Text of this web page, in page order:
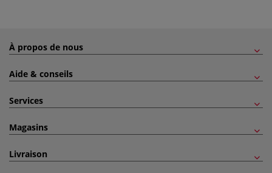
À propos de nous
Aide & conseils
Services
Magasins
Livraison